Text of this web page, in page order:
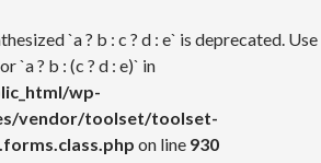
`a ? b : c ? d : e` is deprecated. Use
`a ? b : (c ? d : e)` in
wp-
vendor/toolset/toolset-
on line 930